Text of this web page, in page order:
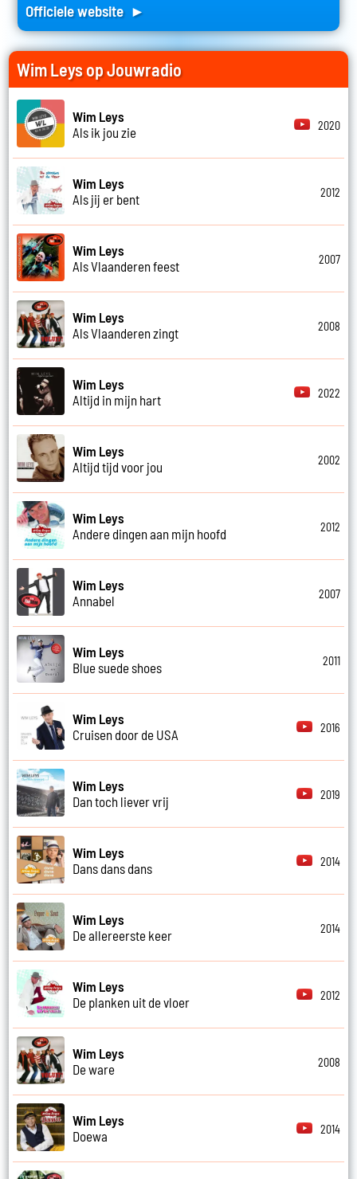
Officiele website ►
Wim Leys op Jouwradio
Wim Leys
Als ik jou zie
2020
Wim Leys
Als jij er bent
2012
Wim Leys
Als Vlaanderen feest
2007
Wim Leys
Als Vlaanderen zingt
2008
Wim Leys
Altijd in mijn hart
2022
Wim Leys
Altijd tijd voor jou
2002
Wim Leys
Andere dingen aan mijn hoofd
2012
Wim Leys
Annabel
2007
Wim Leys
Blue suede shoes
2011
Wim Leys
Cruisen door de USA
2016
Wim Leys
Dan toch liever vrij
2019
Wim Leys
Dans dans dans
2014
Wim Leys
De allereerste keer
2014
Wim Leys
De planken uit de vloer
2012
Wim Leys
De ware
2008
Wim Leys
Doewa
2014